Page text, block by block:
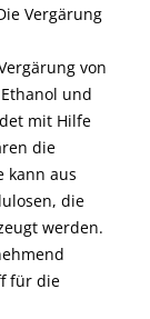
Vergärung
von
und
mit Hilfe
die
kann aus
die
werden.
für die